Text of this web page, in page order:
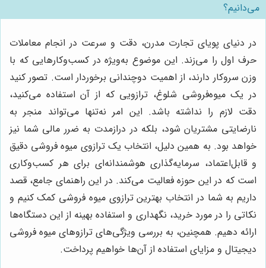
می‌دانیم؟
در دنیای پویای تجارت مدرن، دقت و سرعت در انجام معاملات
حرف اول را می‌زند. این موضوع به‌ویژه در کسب‌وکارهایی که با
وزن سروکار دارند، از اهمیت دوچندانی برخوردار است. تصور کنید
در یک میوه‌فروشی شلوغ، ترازویی که از آن استفاده می‌کنید،
دقت لازم را نداشته باشد. این امر نه‌تنها می‌تواند منجر به
نارضایتی مشتریان شود، بلکه در درازمدت به ضرر مالی شما نیز
خواهد بود. به همین دلیل، انتخاب یک ترازوی میوه فروشی دقیق
و قابل‌اعتماد، سرمایه‌گذاری هوشمندانه‌ای برای هر کسب‌وکاری
است که در این حوزه فعالیت می‌کند. در این راهنمای جامع، قصد
داریم به شما در انتخاب بهترین ترازوی میوه فروشی کمک کنیم و
نکاتی را در مورد خرید، نگهداری و استفاده بهینه از این دستگاه‌ها
ارائه دهیم. همچنین، به بررسی ویژگی‌های ترازوهای میوه فروشی
دیجیتال و مزایای استفاده از آن‌ها خواهیم پرداخت.